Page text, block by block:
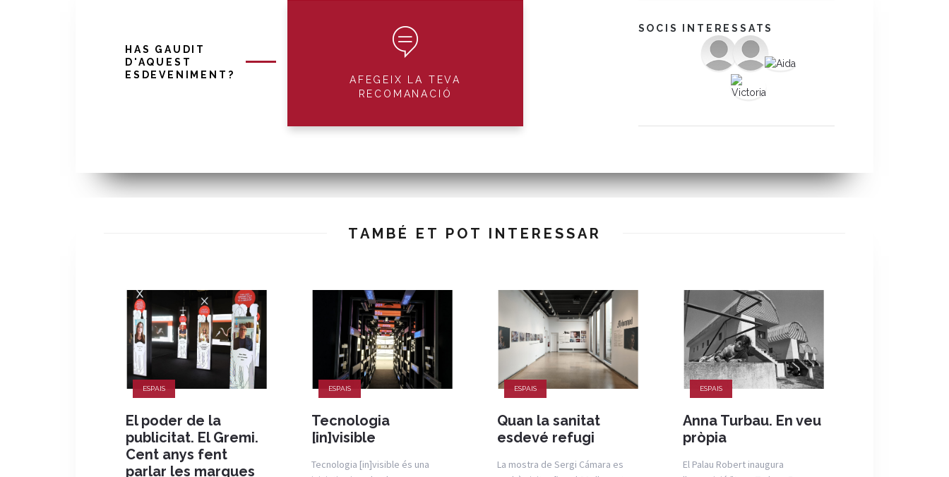
HAS GAUDIT
D'AQUEST
ESDEVENIMENT?
AFEGEIX LA TEVA
RECOMANACIÓ
SOCIS INTERESSATS
TAMBÉ ET POT INTERESSAR
ESPAIS
El poder de la
publicitat. El Gremi.
Cent anys fent
parlar les marques
ESPAIS
Tecnologia
[in]visible
Tecnologia [in]visible és una
ESPAIS
Quan la sanitat
esdevé refugi
La mostra de Sergi Cámara es
ESPAIS
Anna Turbau. En veu
pròpia
El Palau Robert inaugura